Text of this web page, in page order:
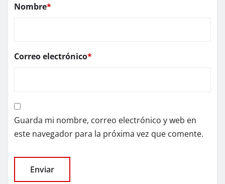
Nombre*
Correo electrónico*
Guarda mi nombre, correo electrónico y web en
este navegador para la próxima vez que comente.